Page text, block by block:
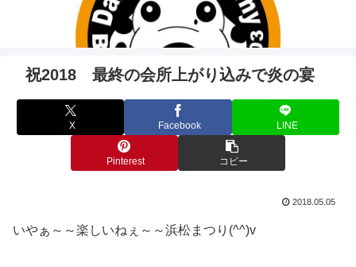
祝2018 最終の会所上がり込みで炎の宴
X Facebook LINE
Pinterest コピー
2018.05.05
いやぁ～～楽しいねぇ～～浜松まつり(^^)v